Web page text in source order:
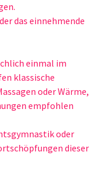
das einnehmende
einmal im
klassische
oder Wärme,
empfohlen
oder
dieser